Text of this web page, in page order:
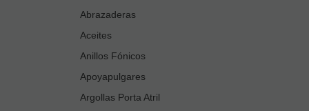
Abrazaderas
Aceites
Anillos Fónicos
Apoyapulgares
Argollas Porta Atril